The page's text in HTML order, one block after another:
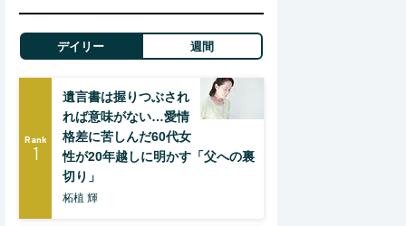
デイリー 週間
Rank
1
遺言書は握りつぶされ
れば意味がない…愛情
格差に苦しんだ60代女
性が20年越しに明かす「父への裏
切り」
柘植 輝